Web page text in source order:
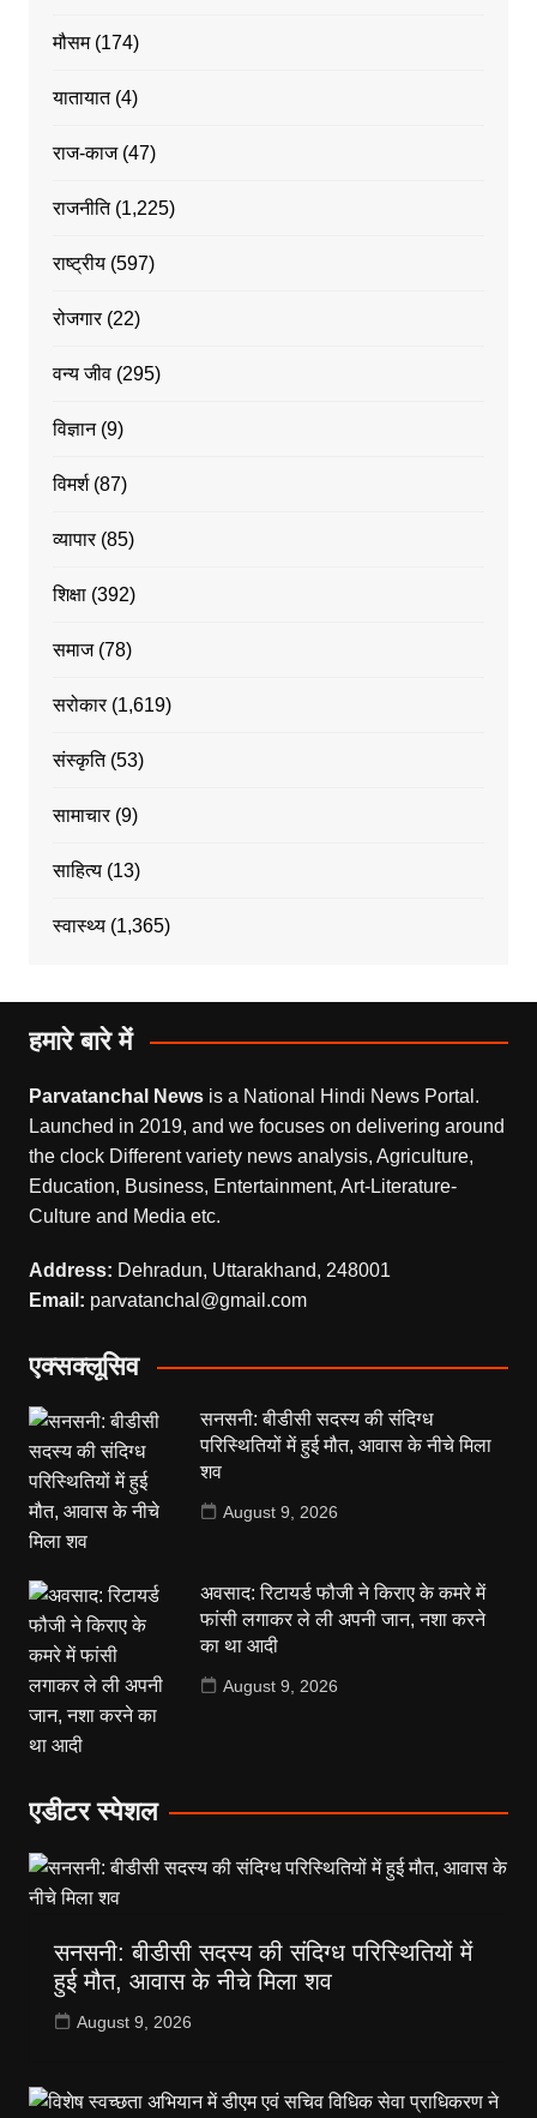
मौसम(174)
यातायात(4)
राज-काज(47)
राजनीति(1,225)
राष्ट्रीय(597)
रोजगार(22)
वन्य जीव(295)
विज्ञान(9)
विमर्श(87)
व्यापार(85)
शिक्षा(392)
समाज(78)
सरोकार(1,619)
संस्कृति(53)
सामाचार(9)
साहित्य(13)
स्वास्थ्य(1,365)
हमारे बारे में
Parvatanchal Newsis a National Hindi News Portal.
Launched in 2019, and we focuses on delivering around
the clock Different variety news analysis, Agriculture,
Education, Business, Entertainment, Art-Literature-
Culture and Media etc.
Address: Dehradun, Uttarakhand, 248001
Email: parvatanchal@gmail.com
एक्सक्लूसिव
सनसनी: बीडीसी सदस्य की संदिग्ध
परिस्थितियों में हुई मौत, आवास के नीचे मिला
शव
August 9, 2026
अवसाद: रिटायर्ड फौजी ने किराए के कमरे में
फांसी लगाकर ले ली अपनी जान, नशा करने
का था आदी
August 9, 2026
एडीटर स्पेशल
सनसनी: बीडीसी सदस्य की संदिग्ध परिस्थितियों में
हुई मौत, आवास के नीचे मिला शव
August 9, 2026